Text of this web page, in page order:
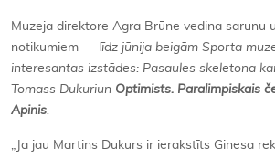
Muzeja direktore Agra Brūne vedina sarunu
notikumiem — l īdz jūnija beigām Sporta
interesantas izstādes: Pasaules skeletona
Tomass Dukuriun Optimists. Paralimpiskais
Apinis.
„Ja jau Martins Dukurs ir ierakstīts Ginesa